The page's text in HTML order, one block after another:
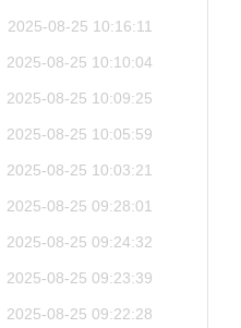
2025-08-25 10:16:11
2025-08-25 10:10:04
2025-08-25 10:09:25
2025-08-25 10:05:59
2025-08-25 10:03:21
2025-08-25 09:28:01
2025-08-25 09:24:32
2025-08-25 09:23:39
2025-08-25 09:22:28